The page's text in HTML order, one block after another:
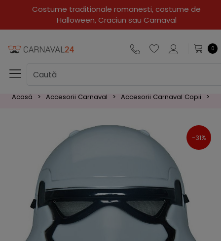
Costume traditionale romanesti, costume de
Halloween, Craciun sau Carnaval
0
Acasă Accesorii Carnaval Accesorii Carnaval Copii
-31%